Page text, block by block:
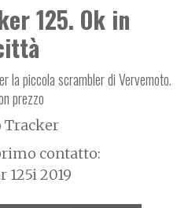
125. Ok in
la piccola scrambler di Vervemoto.
prezzo
Tracker
contatto:
125i 2019